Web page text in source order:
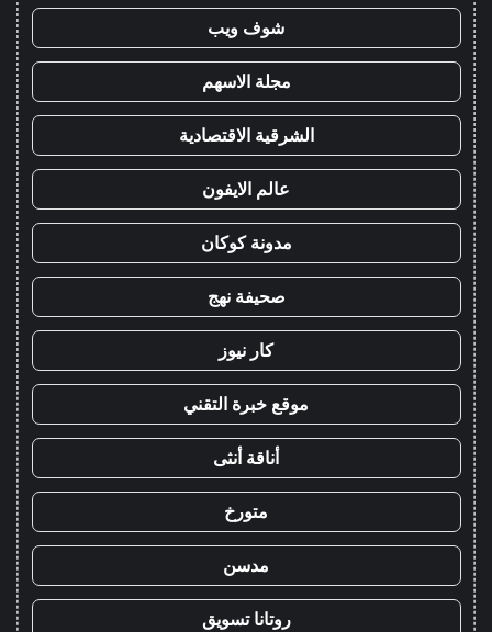
شوف ويب
مجلة الاسهم
الشرقية الاقتصادية
عالم الايفون
مدونة كوكان
صحيفة نهج
كار نيوز
موقع خبرة التقني
أناقة أنثى
متورخ
مدسن
روتانا تسويق